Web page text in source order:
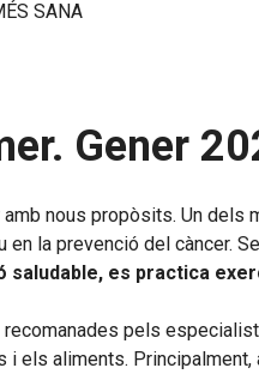
SANA
Gener
amb nous propòsits. Un
en la prevenció del càncer.
saludable, es practica
pels
i els aliments.